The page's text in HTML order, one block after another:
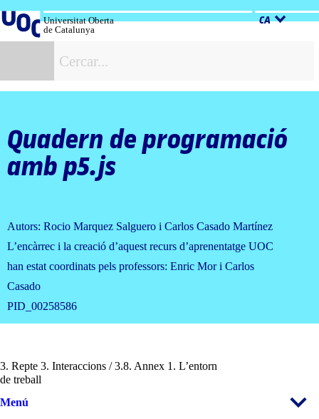
al
contingut
Universitat Oberta
de Catalunya
CA
Quadern de programació
amb p5.js
Autors: Rocio Marquez Salguero i Carlos Casado Martínez
L’encàrrec i la creació d’aquest recurs d’aprenentatge UOC
han estat coordinats pels professors: Enric Mor i Carlos
Casado
PID_00258586
3. Repte 3. Interaccions / 3.8. Annex 1. L’entorn
de treball
Menú